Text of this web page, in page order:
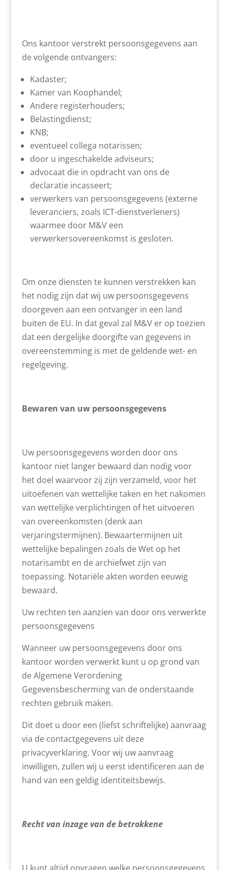
Ons kantoor verstrekt persoonsgegevens aan
de volgende ontvangers:
Kadaster;
Kamer van Koophandel;
Andere registerhouders;
Belastingdienst;
KNB;
eventueel collega notarissen;
door u ingeschakelde adviseurs;
advocaat die in opdracht van ons de
declaratie incasseert;
verwerkers van persoonsgegevens (externe
leveranciers, zoals ICT-dienstverleners)
waarmee door M&V een
verwerkersovereenkomst is gesloten.
Om onze diensten te kunnen verstrekken kan
het nodig zijn dat wij uw persoonsgegevens
doorgeven aan een ontvanger in een land
buiten de EU. In dat geval zal M&V er op toezien
dat een dergelijke doorgifte van gegevens in
overeenstemming is met de geldende wet- en
regelgeving.
Bewaren van uw persoonsgegevens
Uw persoonsgegevens worden door ons
kantoor niet langer bewaard dan nodig voor
het doel waarvoor zij zijn verzameld, voor het
uitoefenen van wettelijke taken en het nakomen
van wettelijke verplichtingen of het uitvoeren
van overeenkomsten (denk aan
verjaringstermijnen). Bewaartermijnen uit
wettelijke bepalingen zoals de Wet op het
notarisambt en de archiefwet zijn van
toepassing. Notariële akten worden eeuwig
bewaard.
Uw rechten ten aanzien van door ons verwerkte
persoonsgegevens
Wanneer uw persoonsgegevens door ons
kantoor worden verwerkt kunt u op grond van
de Algemene Verordening
Gegevensbescherming van de onderstaande
rechten gebruik maken.
Dit doet u door een (liefst schriftelijke) aanvraag
via de contactgegevens uit deze
privacyverklaring. Voor wij uw aanvraag
inwilligen, zullen wij u eerst identificeren aan de
hand van een geldig identiteitsbewijs.
Recht van inzage van de betrokkene